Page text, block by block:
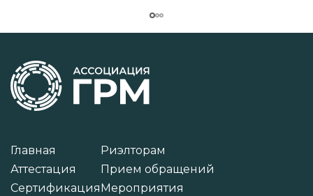
Главная
Аттестация
Сертификация
Риэлторам
Прием обращений
Мероприятия